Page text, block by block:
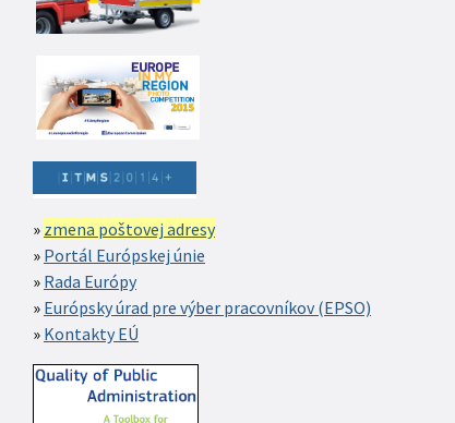
zmena poštovej adresy
Portál Európskej únie
Rada Európy
Európsky úrad pre výber pracovníkov (EPSO)
Kontakty EÚ